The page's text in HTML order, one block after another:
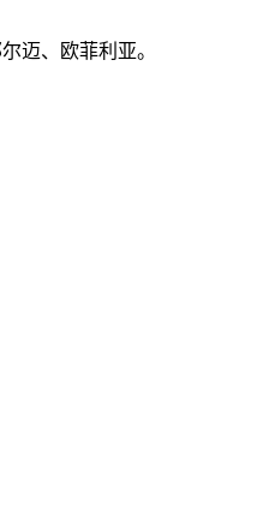
迈、欧菲利亚。